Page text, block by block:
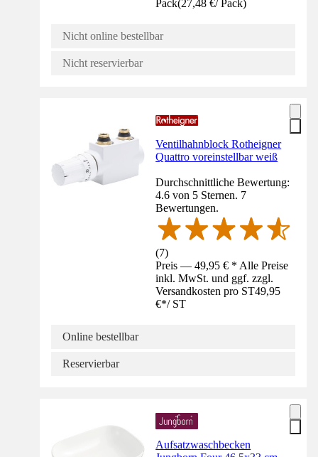
Pack(27,48 €/ Pack)
Nicht online bestellbar
Nicht reservierbar
Ventilhahnblock Rotheigner
Quattro voreinstellbar weiß
Durchschnittliche Bewertung:
4.6 von 5 Sternen. 7
Bewertungen.
(7)
Preis — 49,95 € * Alle Preise
inkl. MwSt. und ggf. zzgl.
Versandkosten pro ST49,95
€*/ ST
Online bestellbar
Reservierbar
Aufsatzwaschbecken